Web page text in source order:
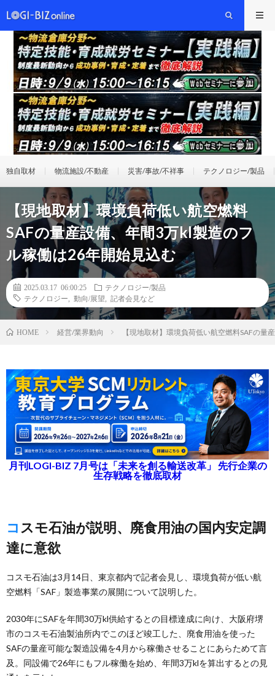
独自取材 物流施設/不動産 災害/事故/不祥事 テクノロジー/製品
【現地取材】環境負荷低い航空燃料
SAFの量産設備、年間3万kl製造のフ
ル稼働は26年開始見込む
2025.03.17 06:00:25
テクノロジー/製品
テクノロジー
動向/展望 記者会見など
HOME 経営/業界動向 【現地取材】環境負荷低い航空燃料SAFの
月刊LOGI-BIZ 7月号は「未来を創る輸送改革」 先行企業の
生存戦略を徹底取材
コスモ石油が説明、廃食用油の国内安定調
達に意欲
コスモ石油は3月14日、東京都内で記者会見し、環境負荷が低い航
空燃料「SAF」製造事業の展開について説明した。
2030年にSAFを年間30万kl供給するとの目標達成に向け、大阪府堺
市のコスモ石油製油所内でこのほど竣工した、廃食用油を使った
SAFの量産可能な製造設備を4月から稼働させることにあらためて言
及。同設備で26年にもフル稼働を始め、年間3万klを算出するとの見